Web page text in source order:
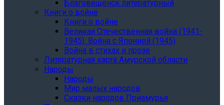
Благовещенск литературный
Книги о войне
Книги о войне
Великая Отечественная война (1941-
1945). Война с Японией (1945)
Война в стихах и прозе
Литературная карта Амурской области
Народы
Народы
Мир малых народов
Сказки народов Приамурья